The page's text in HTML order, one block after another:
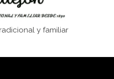
y familiar